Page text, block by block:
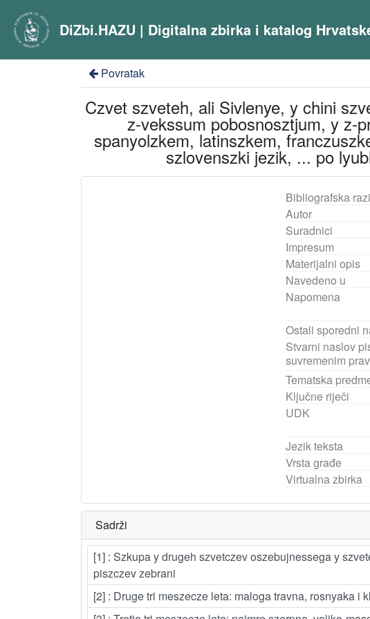
DiZbi.HAZU | Digitalna zbirka i katalog
Povratak
Czvet szveteh, ali Sivlenye, y chini
z-vekssum pobosnosztjum, y z-
spanyolzkem, latinszkem,
szlovenszki jezik, ... po
Bibliografska
Autor
Suradnici
Impresum
Materijalni opis
Navedeno u
Napomena
Ostali sporedni
Stvarni naslov
suvremenim
Tematska
Ključne riječi
UDK
Jezik teksta
Vrsta građe
Virtualna zbirka
Sadrži
[1] : Szkupa y drugeh szvetczev oszebujnessega y
piszczev zebrani
[2] : Druge tri meszecze leta: maloga travna, rosnyaka i